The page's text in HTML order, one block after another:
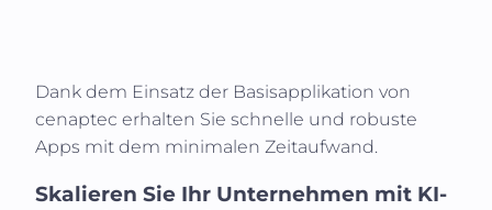
Dank dem Einsatz der Basisapplikation von
cenaptec erhalten Sie schnelle und robuste
Apps mit dem minimalen Zeitaufwand.
Skalieren Sie Ihr Unternehmen mit KI-